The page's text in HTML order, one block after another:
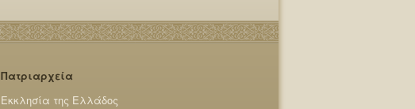
Πατριαρχεία
Εκκλησία της Ελλάδος